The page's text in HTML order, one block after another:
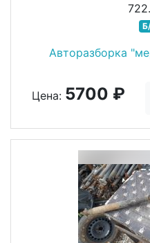
Авторазборка
Цена: 5700 ₽